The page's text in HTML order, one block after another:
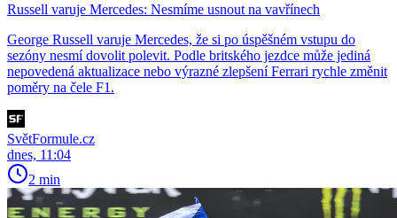
Russell varuje Mercedes: Nesmíme usnout na vavřínech
George Russell varuje Mercedes, že si po úspěšném vstupu do
sezóny nesmí dovolit polevit. Podle britského jezdce může jediná
nepovedená aktualizace nebo výrazné zlepšení Ferrari rychle změnit
poměry na čele F1.
SvětFormule.cz
dnes, 11:04
2 min